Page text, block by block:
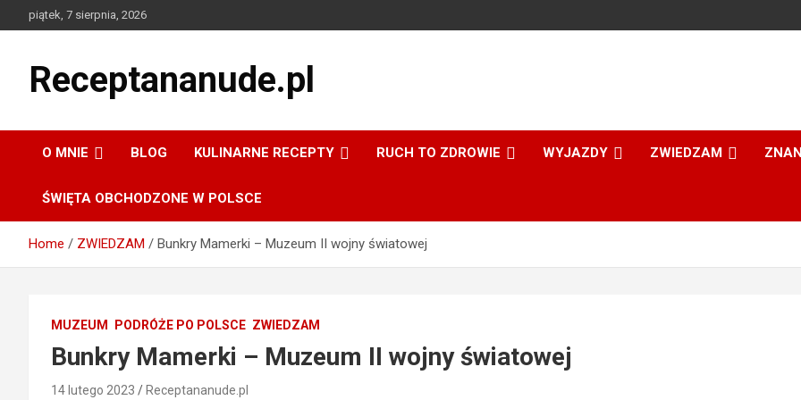
to
piątek, 7 sierpnia, 2026
Receptananude.pl
O MNIE BLOG KULINARNE RECEPTY RUCH TO ZDROWIE WYJAZDY ZWIEDZAM
ŚWIĘTA OBCHODZONE W POLSCE
Home ZWIEDZAM Bunkry Mamerki – Muzeum II wojny światowej
MUZEUM PODRÓŻE PO POLSCE ZWIEDZAM
Bunkry Mamerki – Muzeum II wojny światowej
14 lutego 2023 Receptananude.pl